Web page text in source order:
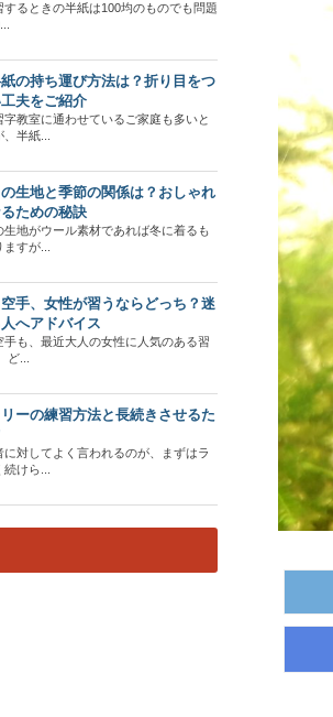
するときの半紙は100均のものでも問題
の持ち運び方法は？折り目をつ
夫をご紹介
字教室に通わせているご家庭も多いと
半紙...
生地と季節の関係は？おしゃれ
ための秘訣
生地がウール素材であれば冬に着るも
すが...
手、女性が習うならどっち？迷
へアドバイス
手も、最近大人の女性に人気のある習
ど...
ーの練習方法と長続きさせるた
に対してよく言われるのが、まずはラ
けら...